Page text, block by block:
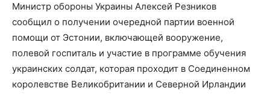
Министр обороны Украины Алексей Резников
сообщил о получении очередной партии военной
помощи от Эстонии, включающей вооружение,
полевой госпиталь и участие в программе обучения
украинских солдат, которая проходит в Соединенном
королевстве Великобритании и Северной Ирландии